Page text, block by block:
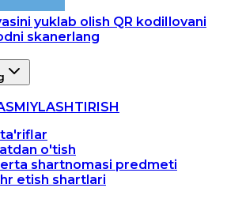
Ilovani
skanerlang
o'tish
shartnomasi predmeti
etish shartlari